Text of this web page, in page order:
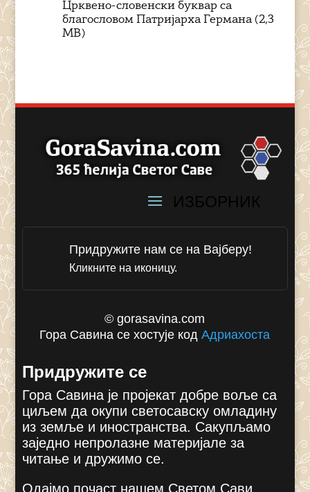
Црквено-словенски буквар са
благословом Патријарха Германа (2,3
MB)
Придружите нам се на Вајберу!
Кликните на иконицу.
© gorasavina.com
Гора Савина се хостује кодАдриахоста
Придружите се
Гора Савина је пројекат добре воље са
циљем да окупи светосавску омладину
из земље и иностранства. Сакупљамо
заједно непролазне материјале за
читање и дружимо се.
Одајмо почаст нашем Светом Сави